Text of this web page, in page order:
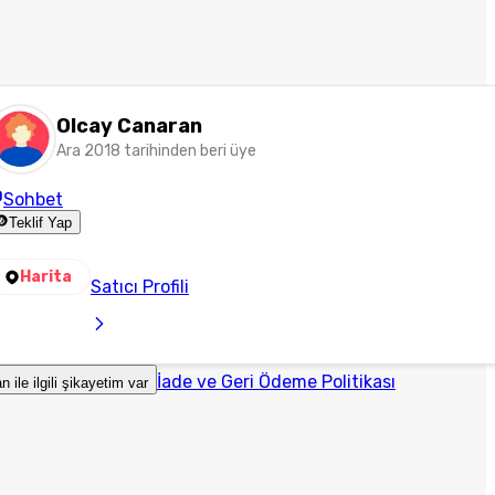
Olcay Canaran
Ara 2018 tarihinden beri üye
Sohbet
Teklif Yap
Harita Satıcı Profili
ile ilgili şikayetim var İade ve Geri Ödeme Politikası